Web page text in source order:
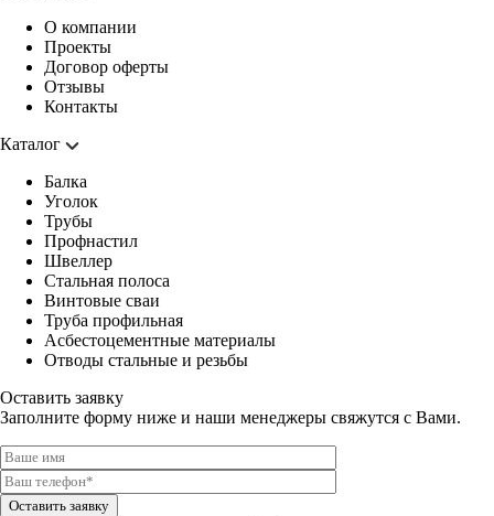
О компании
Проекты
Договор оферты
Отзывы
Контакты
Каталог
Балка
Уголок
Трубы
Профнастил
Швеллер
Стальная полоса
Винтовые сваи
Труба профильная
Асбестоцементные материалы
Отводы стальные и резьбы
Оставить заявку
Заполните форму ниже и наши менеджеры свяжутся с Вами.
Оставить заявку